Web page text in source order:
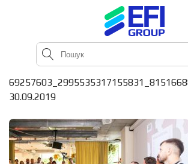
30.09.2019